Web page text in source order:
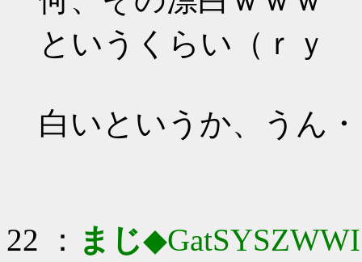
というくらい（ｒｙ
白いというか、うん
22 ： まじ◆GatSYSZWWI